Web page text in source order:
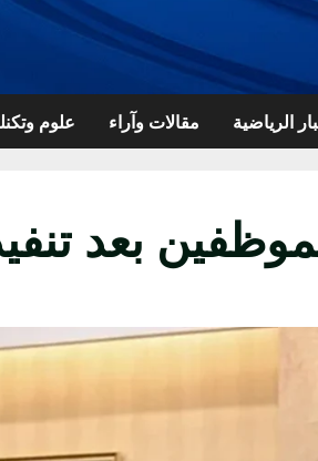
الرياضية مقالات وآراء علوم
بعد